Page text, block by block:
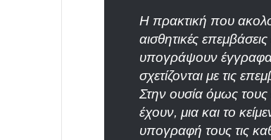
Η πρακτική που
αισθητικές
υπογράψουν
σχετίζονται με τις
Στην ουσία όμως
έχουν, μια και το
υπογραφή τους τις